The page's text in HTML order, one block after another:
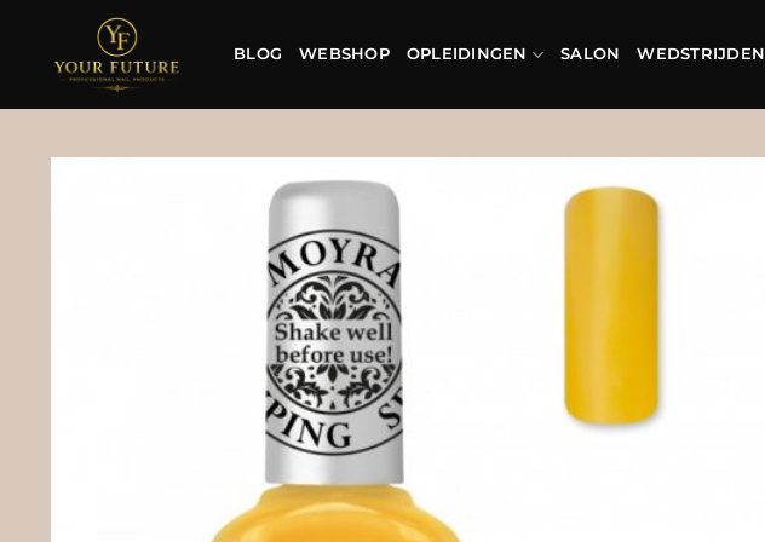
inhoud
BLOG WEBSHOP OPLEIDINGEN SALON WEDSTRIJDEN